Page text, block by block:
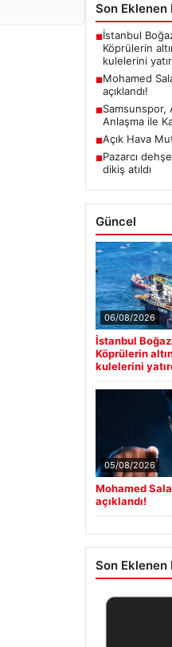
Son Eklenen
■İstanbul
Köprülerin
kulelerini
■Mohamed
açıklandı!
■Samsunspor,
Anlaşma ile
■Açık Hava
■Pazarcı
dikiş atıldı
Güncel
06/08/2026
İstanbul
Köprülerin
kulelerini
05/08/2026
Mohamed
açıklandı!
Son Eklenen